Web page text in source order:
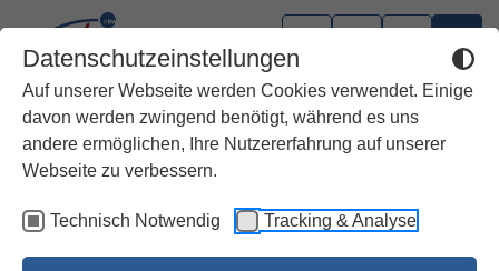
Datenschutzeinstellungen
Auf unserer Webseite werden Cookies verwendet. Einige
davon werden zwingend benötigt, während es uns
andere ermöglichen, Ihre Nutzererfahrung auf unserer
Webseite zu verbessern.
Technisch Notwendig Tracking & Analyse